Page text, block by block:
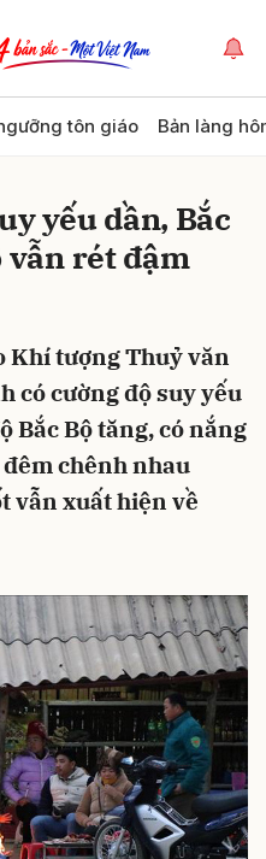
tôn giáo Bản làng
yếu dần, Bắc
vẫn rét đậm
Khí tượng Thuỷ văn
có cường độ suy yếu
Bắc Bộ tăng, có nắng
chênh nhau
vẫn xuất hiện về
Hủy Gửi